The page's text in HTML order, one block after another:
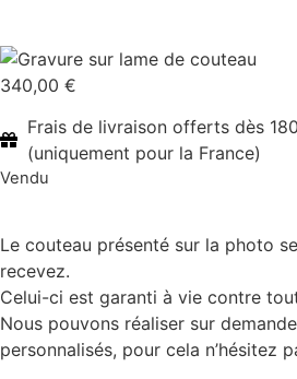
340,00 €
Frais de livraison offerts dès
(uniquement pour la France)
Vendu
Le couteau présenté sur la photo
recevez.
Celui-ci est garanti à vie contre
Nous pouvons réaliser sur
personnalisés, pour cela n’hésitez